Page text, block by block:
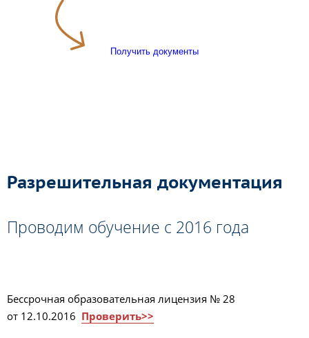
Получить документы
Разрешительная документация
Проводим обучение с 2016 года
Бессрочная образовательная лицензия № 28
от 12.10.2016 Проверить>>